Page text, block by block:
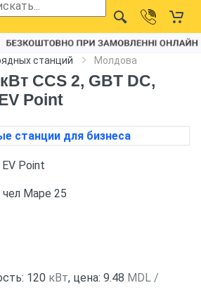
станций Молдова
CCS 2, GBT DC,
Point
станции для бизнеса
Point
чел Маре 25
120 кВт, цена: 9.48 MDL /